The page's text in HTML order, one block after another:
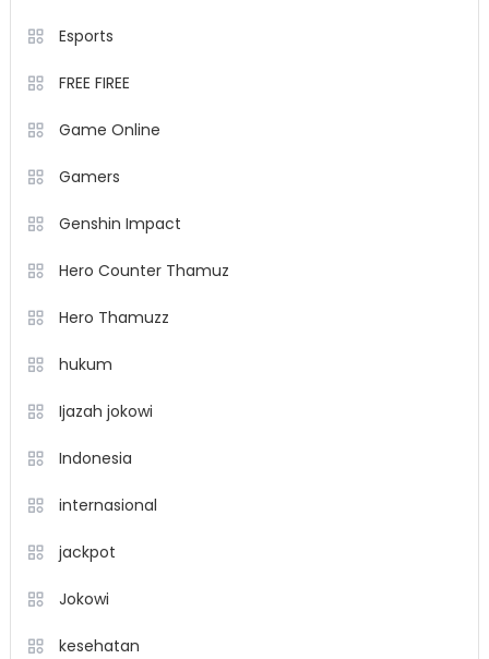
Esports
FREE FIREE
Game Online
Gamers
Genshin Impact
Hero Counter Thamuz
Hero Thamuzz
hukum
Ijazah jokowi
Indonesia
internasional
jackpot
Jokowi
kesehatan